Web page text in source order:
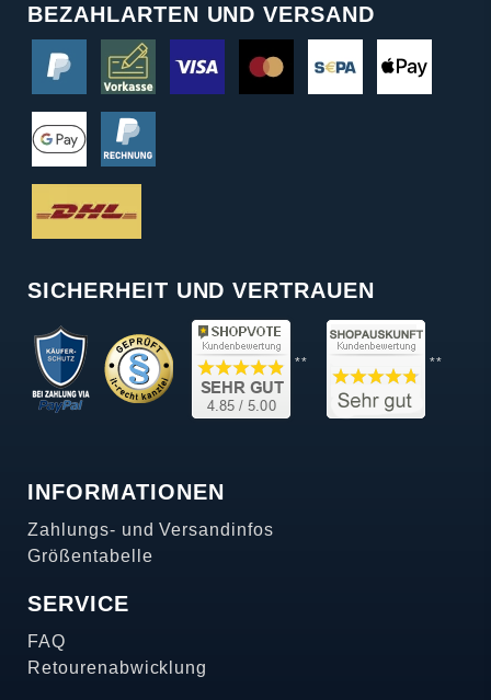
BEZAHLARTEN UND VERSAND
SICHERHEIT UND VERTRAUEN
** **
INFORMATIONEN
Zahlungs- und Versandinfos
Größentabelle
SERVICE
FAQ
Retourenabwicklung